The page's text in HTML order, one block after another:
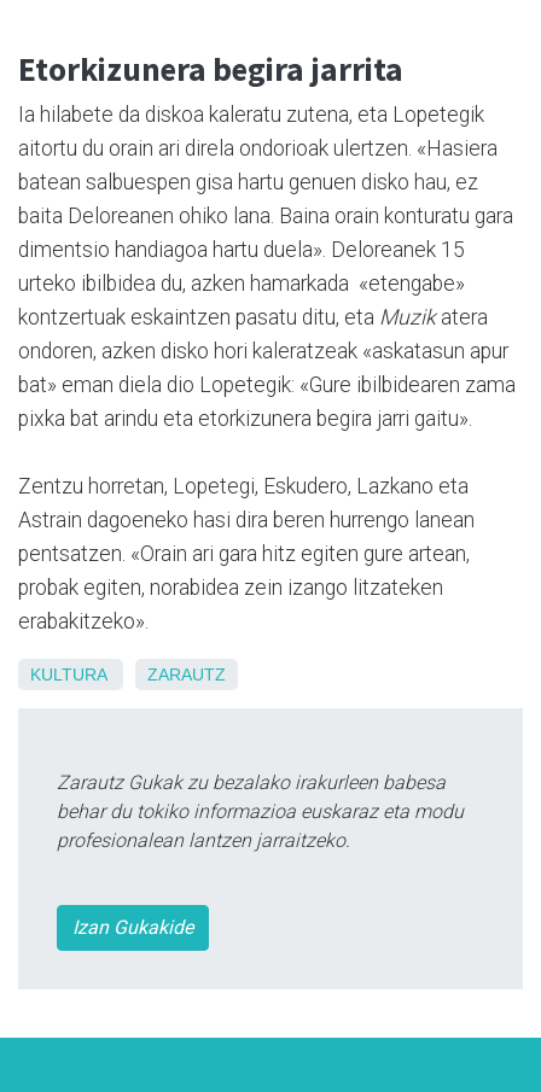
Etorkizunera begira jarrita
Ia hilabete da diskoa kaleratu zutena, eta Lopetegik
aitortu du orain ari direla ondorioak ulertzen. «Hasiera
batean salbuespen gisa hartu genuen disko hau, ez
baita Deloreanen ohiko lana. Baina orain konturatu gara
dimentsio handiagoa hartu duela». Deloreanek 15
urteko ibilbidea du, azken hamarkada «etengabe»
kontzertuak eskaintzen pasatu ditu, eta Muzikatera
ondoren, azken disko hori kaleratzeak «askatasun apur
bat» eman diela dio Lopetegik: «Gure ibilbidearen zama
pixka bat arindu eta etorkizunera begira jarri gaitu».
Zentzu horretan, Lopetegi, Eskudero, Lazkano eta
Astrain dagoeneko hasi dira beren hurrengo lanean
pentsatzen. «Orain ari gara hitz egiten gure artean,
probak egiten, norabidea zein izango litzateken
erabakitzeko».
KULTURA ZARAUTZ
Zarautz Gukak zu bezalako irakurleen babesa
behar du tokiko informazioa euskaraz eta modu
profesionalean lantzen jarraitzeko.
Izan Gukakide